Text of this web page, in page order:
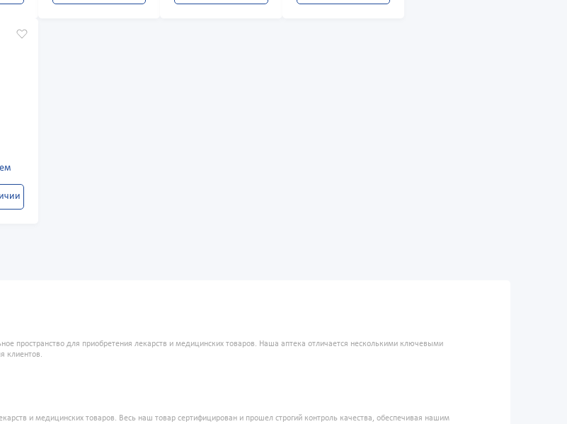
пространство для приобретения лекарств и медицинских товаров. Наша аптека отличается несколькими ключевыми
клиентов.
и медицинских товаров. Весь наш товар сертифицирован и прошел строгий контроль качества, обеспечивая нашим